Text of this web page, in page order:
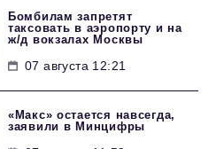
Бомбилам запретят
таксовать в аэропорту и на
ж/д вокзалах Москвы
07 августа 12:21
«Макс» остается навсегда,
заявили в Минцифры